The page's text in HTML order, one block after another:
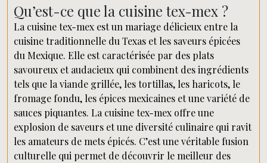
Qu’est-ce que la cuisine tex-mex ?
La cuisine tex-mex est un mariage délicieux entre la
cuisine traditionnelle du Texas et les saveurs épicées
du Mexique. Elle est caractérisée par des plats
savoureux et audacieux qui combinent des ingrédients
tels que la viande grillée, les tortillas, les haricots, le
fromage fondu, les épices mexicaines et une variété de
sauces piquantes. La cuisine tex-mex offre une
explosion de saveurs et une diversité culinaire qui ravit
les amateurs de mets épicés. C’est une véritable fusion
culturelle qui permet de découvrir le meilleur des